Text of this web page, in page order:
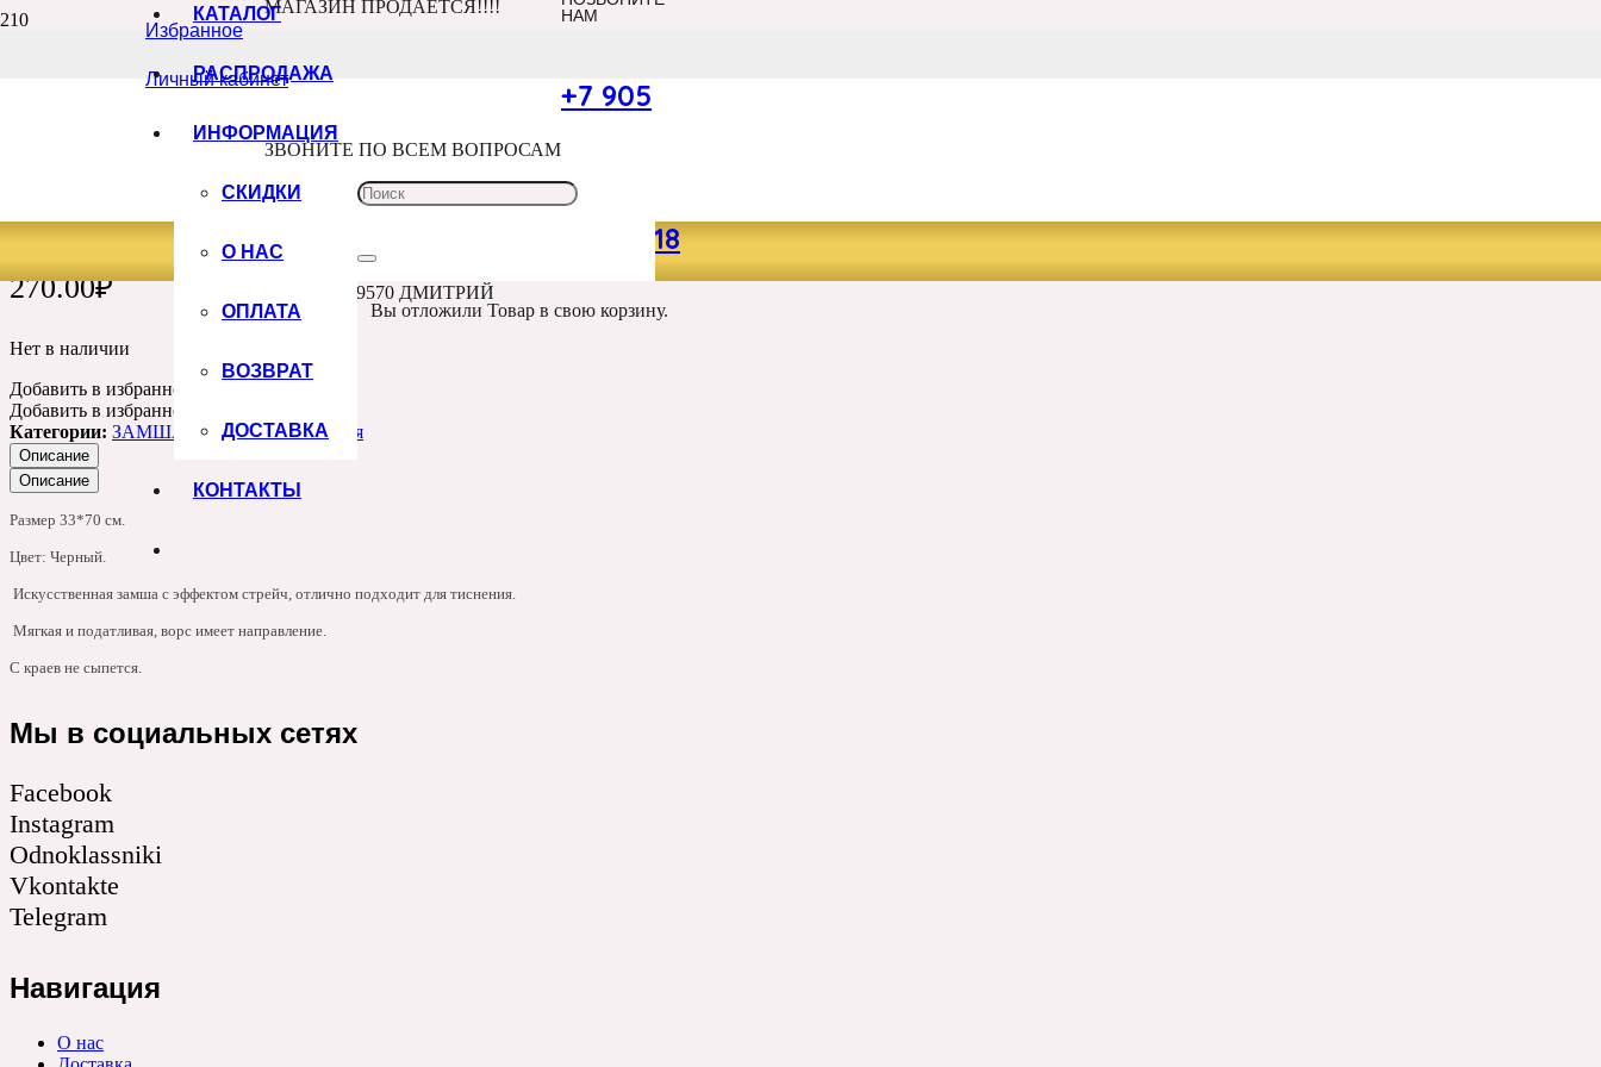
Избранное
Личный кабинет
МАГАЗИН ПРОДАЁТСЯ!!!!
ЗВОНИТЕ ПО ВСЕМ ВОПРОСАМ
+7 960 100 9570 ДМИТРИЙ
НАМ
+7 905
049 13 18
КАТАЛОГ
РАСПРОДАЖА
ИНФОРМАЦИЯ
СКИДКИ
О НАС
ОПЛАТА
ВОЗВРАТ
ДОСТАВКА
КОНТАКТЫ
Вы отложилиТовар в свою корзину.
Замша двусторонняя, черный, 33*70 см
ЗАМША ДВУСТОРОННЯЯ, ЧЕРНЫЙ, 33*70 СМ
270.00₽
Нет в наличии
Добавить в избранное
Добавить в избранное
Категории: ЗАМША Замша двусторонняя
Описание
Описание
Размер 33*70 см.
Цвет: Черный.
Искусственная замша с эффектом стрейч, отлично подходит для тиснения.
Мягкая и податливая, ворс имеет направление.
С краев не сыпется.
Мы в социальных сетях
Facebook
Instagram
Odnoklassniki
Vkontakte
Telegram
Навигация
О нас